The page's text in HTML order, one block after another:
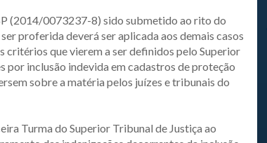
(2014/0073237-8) sido submetido ao rito do
proferida deverá ser aplicada aos demais casos
critérios que vierem a ser definidos pelo Superior
por inclusão indevida em cadastros de proteção
sobre a matéria pelos juízes e tribunais do
Turma do Superior Tribunal de Justiça ao